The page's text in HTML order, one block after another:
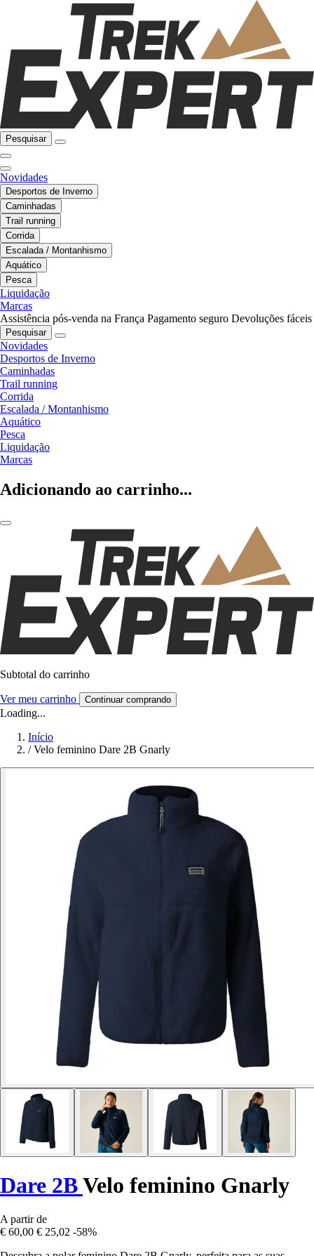
Pesquisar
Novidades
Desportos de Inverno
Caminhadas
Trail running
Corrida
Escalada / Montanhismo
Aquático
Pesca
Liquidação
Marcas
Assistência pós-venda na França Pagamento seguro Devoluções fáceis
Pesquisar
Novidades
Desportos de Inverno
Caminhadas
Trail running
Corrida
Escalada / Montanhismo
Aquático
Pesca
Liquidação
Marcas
Adicionando ao carrinho...
Subtotal do carrinho
Ver meu carrinho Continuar comprando
Loading...
Início
/ Velo feminino Dare 2B Gnarly
Dare 2BVelo feminino Gnarly
A partir de
€ 60,00 € 25,02 -58%